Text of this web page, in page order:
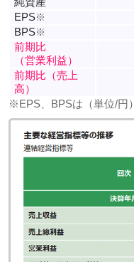
EPS※
BPS※
前期比
（営業利益）
前期比（売上
高）
※EPS、BPSは（単位/円）